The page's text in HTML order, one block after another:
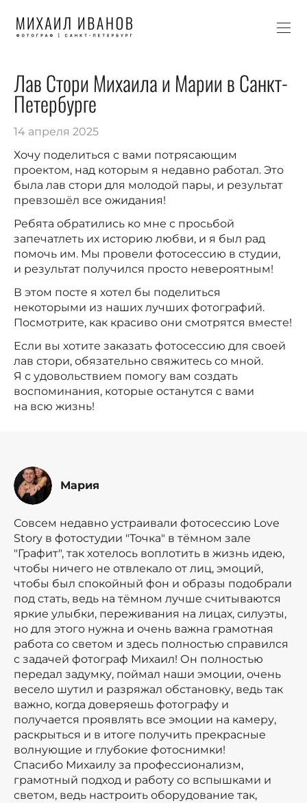
Лав Стори Михаила и Марии в Санкт-
Петербурге
14 апреля 2025
Хочу поделиться с вами потрясающим
проектом, над которым я недавно работал. Это
была лав стори для молодой пары, и результат
превзошёл все ожидания!
Ребята обратились ко мне с просьбой
запечатлеть их историю любви, и я был рад
помочь им. Мы провели фотосессию в студии,
и результат получился просто невероятным!
В этом посте я хотел бы поделиться
некоторыми из наших лучших фотографий.
Посмотрите, как красиво они смотрятся вместе!
Если вы хотите заказать фотосессию для своей
лав стори, обязательно свяжитесь со мной.
Я с удовольствием помогу вам создать
воспоминания, которые останутся с вами
на всю жизнь!
Мария
Совсем недавно устраивали фотосессию Love
Story в фотостудии "Точка" в тёмном зале
"Графит", так хотелось воплотить в жизнь идею,
чтобы ничего не отвлекало от лиц, эмоций,
чтобы был спокойный фон и образы подобрали
под стать, ведь на тёмном лучше считываются
яркие улыбки, переживания на лицах, силуэты,
но для этого нужна и очень важна грамотная
работа со светом и здесь полностью справился
с задачей фотограф Михаил! Он полностью
передал задумку, поймал наши эмоции, очень
весело шутил и разряжал обстановку, ведь так
важно, когда доверяешь фотографу и
получается проявлять все эмоции на камеру,
раскрыться и в итоге получить прекрасные
волнующие и глубокие фотоснимки!
Спасибо Михаилу за профессионализм,
грамотный подход и работу со вспышками и
светом, ведь настроить оборудование так,